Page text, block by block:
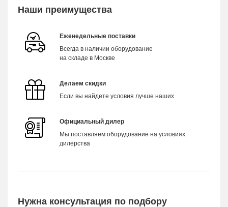
Наши преимущества
Еженедельные поставки
Всегда в наличии оборудование
на складе в Москве
Делаем скидки
Если вы найдете условия лучше наших
Официальный дилер
Мы поставляем оборудование на условиях
дилерства
Нужна консультация по подбору